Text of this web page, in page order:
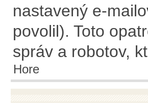
nastavený e-
povolil). Toto
správ a robotov,
Hore